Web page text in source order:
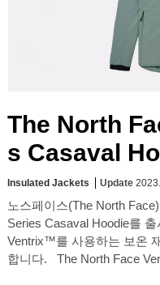
The North
s Casaval
Insulated Jackets Update
노스페이스(The North
Series Casaval Hoodie를
Ventrix™를 사용하는 보온